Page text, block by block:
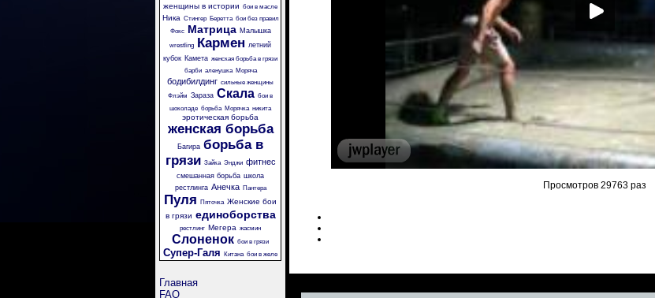
женщины в истории бои в масле
Ника Стингер Беретта бои без правил
Фокс
Матрица Малышка
wrestling Кармен летний
кубок Камета женская борьба в грязи
барби аленушка Моряча
бодибилдинг сильные женщины
Флэйм Зараза Скала бои в
шоколаде борьба Морячка никита
эротическая борьба
женская борьба
Багира борьба в
грязи Зайка Энджи фитнес
смешанная борьба школа
рестлинга Анечка Пантера
Пуля Пяточка Женские бои
в грязи единоборства
рестлинг Мегера жасмин
Слоненок бои в грязи
Супер-Галя Китана бои в желе
Главная
FAQ
Просмотров 29763 раз